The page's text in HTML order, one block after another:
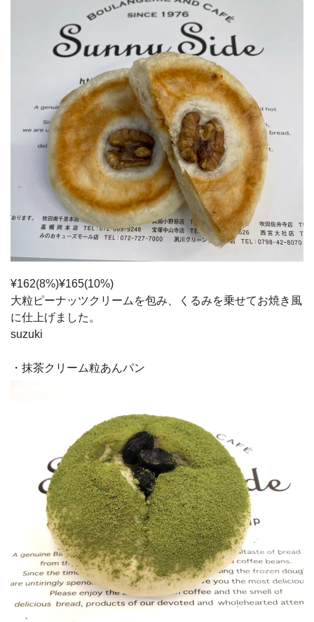
¥162(8%)¥165(10%)
大粒ピーナッツクリームを包み、くるみを乗せてお焼き風
に仕上げました。
suzuki
・抹茶クリーム粒あんパン